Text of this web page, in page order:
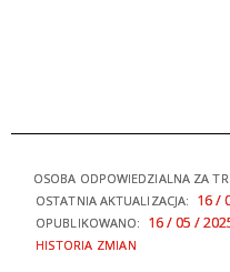
OSOBA ODPOWIEDZIALNA ZA
OSTATNIA AKTUALIZACJA: 16 /
OPUBLIKOWANO: 16 / 05 /
HISTORIA ZMIAN